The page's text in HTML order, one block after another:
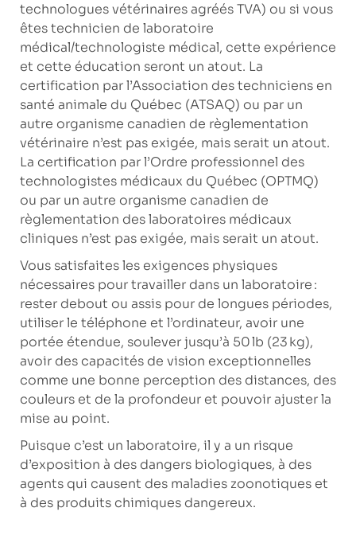
technologues vétérinaires agréés TVA) ou si vous
êtes technicien de laboratoire
médical/technologiste médical, cette expérience
et cette éducation seront un atout. La
certification par l’Association des techniciens en
santé animale du Québec (ATSAQ) ou par un
autre organisme canadien de règlementation
vétérinaire n’est pas exigée, mais serait un atout.
La certification par l’Ordre professionnel des
technologistes médicaux du Québec (OPTMQ)
ou par un autre organisme canadien de
règlementation des laboratoires médicaux
cliniques n’est pas exigée, mais serait un atout.
Vous satisfaites les exigences physiques
nécessaires pour travailler dans un laboratoire :
rester debout ou assis pour de longues périodes,
utiliser le téléphone et l’ordinateur, avoir une
portée étendue, soulever jusqu’à 50 lb (23 kg),
avoir des capacités de vision exceptionnelles
comme une bonne perception des distances, des
couleurs et de la profondeur et pouvoir ajuster la
mise au point.
Puisque c’est un laboratoire, il y a un risque
d’exposition à des dangers biologiques, à des
agents qui causent des maladies zoonotiques et
à des produits chimiques dangereux.